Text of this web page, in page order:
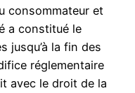
consommateur et
a constitué le
jusqu’à la fin des
réglementaire
avec le droit de la